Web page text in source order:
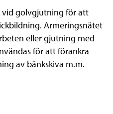
vid golvgjutning för att
Armeringsnätet
eller gjutning med
för att förankra
av bänkskiva m.m.